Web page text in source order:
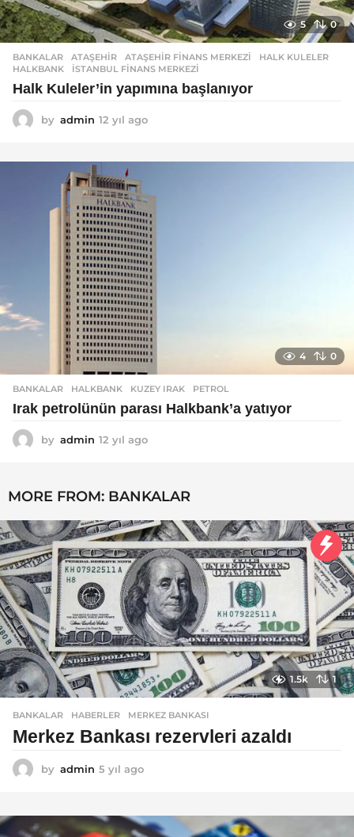
5 0
BANKALAR ATAŞEHIR ,ATAŞEHIR FINANS MERKEZI ,HALK KULELER
HALKBANK
,ISTANBUL FINANS MERKEZI
Halk Kuleler’in yapımına başlanıyor
by admin 12 yıl ago
ı
a
o
4 0
BANKALAR HALKBANK ,KUZEY IRAK ,PETROL
Irak petrolünün parası Halkbank’a yatıyor
by admin 12 yıl ago
l
g
o
MORE FROM: BANKALAR
1.5k 1
BANKALAR ,HABERLER MERKEZ BANKASI
Merkez Bankası rezervleri azaldı
by admin 5 yıl ago
l
a